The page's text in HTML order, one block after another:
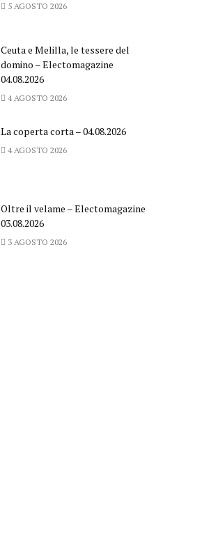
5 AGOSTO 2026
Ceuta e Melilla, le tessere del
domino – Electomagazine
04.08.2026
4 AGOSTO 2026
La coperta corta – 04.08.2026
4 AGOSTO 2026
Oltre il velame – Electomagazine
03.08.2026
3 AGOSTO 2026